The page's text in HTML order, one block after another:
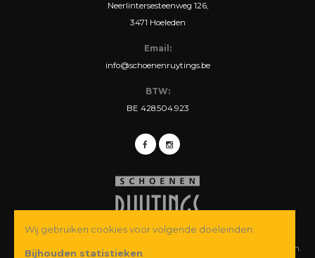
Neerlintersesteenweg 126,
3471 Hoeleden
Email:
info@schoenenruytings.be
BTW:
BE 428.504.923
© Copyright 2026 Schoenen Ruytings BVBA. Alle rechten voorbehouden.
Wij gebruiken cookies voor volgende doeleinden:
Bijhouden statistieken